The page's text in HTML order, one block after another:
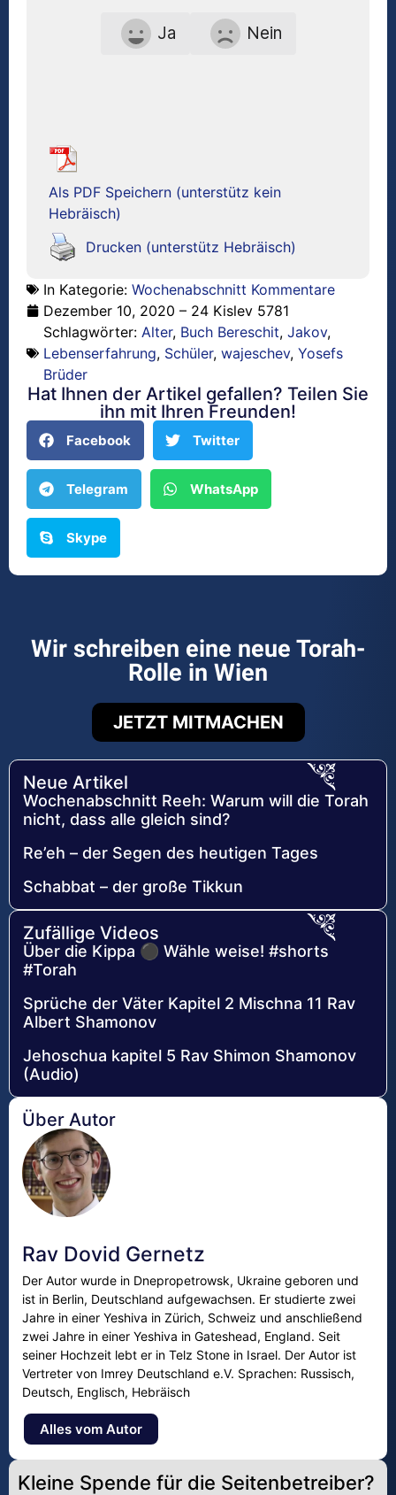
Ja Nein
Als PDF Speichern (unterstütz kein
Hebräisch)
Drucken (unterstütz Hebräisch)
In Kategorie: Wochenabschnitt Kommentare
Dezember 10, 2020 – 24 Kislev 5781
Schlagwörter: Alter, Buch Bereschit, Jakov,
Lebenserfahrung, Schüler, wajeschev, Yosefs
Brüder
Hat Ihnen der Artikel gefallen? Teilen Sie
ihn mit Ihren Freunden!
Facebook Twitter
Telegram WhatsApp
Skype
Wir schreiben eine neue Torah-
Rolle in Wien
JETZT MITMACHEN
Neue Artikel
Wochenabschnitt Reeh: Warum will die Torah
nicht, dass alle gleich sind?
Re’eh – der Segen des heutigen Tages
Schabbat – der große Tikkun
Zufällige Videos
Über die Kippa ⚫ Wähle weise! #shorts
#Torah
Sprüche der Väter Kapitel 2 Mischna 11 Rav
Albert Shamonov
Jehoschua kapitel 5 Rav Shimon Shamonov
(Audio)
Über Autor
Rav Dovid Gernetz
Der Autor wurde in Dnepropetrowsk, Ukraine geboren und
ist in Berlin, Deutschland aufgewachsen. Er studierte zwei
Jahre in einer Yeshiva in Zürich, Schweiz und anschließend
zwei Jahre in einer Yeshiva in Gateshead, England. Seit
seiner Hochzeit lebt er in Telz Stone in Israel. Der Autor ist
Vertreter von Imrey Deutschland e.V. Sprachen: Russisch,
Deutsch, Englisch, Hebräisch
Alles vom Autor
Kleine Spende für die Seitenbetreiber?